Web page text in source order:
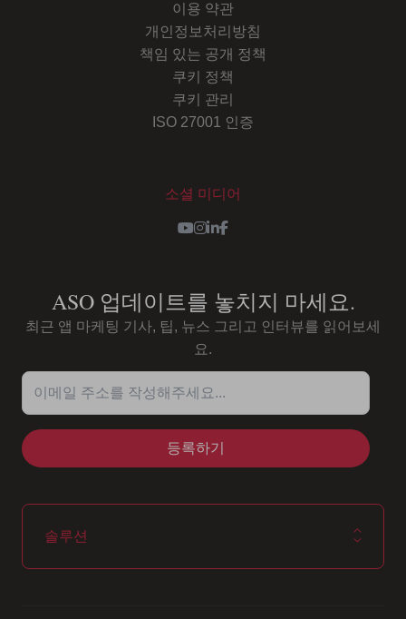
이용 약관
개인정보처리방침
책임 있는 공개 정책
쿠키 정책
쿠키 관리
ISO 27001 인증
소셜 미디어
Youtube
Instagram
LinkedIn
Facebook
ASO 업데이트를 놓치지 마세요.
최근 앱 마케팅 기사, 팁, 뉴스 그리고 인터뷰를 읽어보세
요.
이메일 주소를 작성해주세요...
솔루션